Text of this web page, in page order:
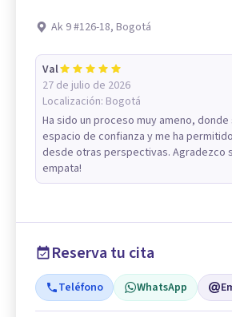
Ak 9 #126-18, Bogotá
Val
27 de julio de 2026
Localización: Bogotá
Ha sido un proceso muy ameno, donde
espacio de confianza y me ha
desde otras perspectivas. Agradezco
empata!
Reserva tu cita
Teléfono WhatsApp